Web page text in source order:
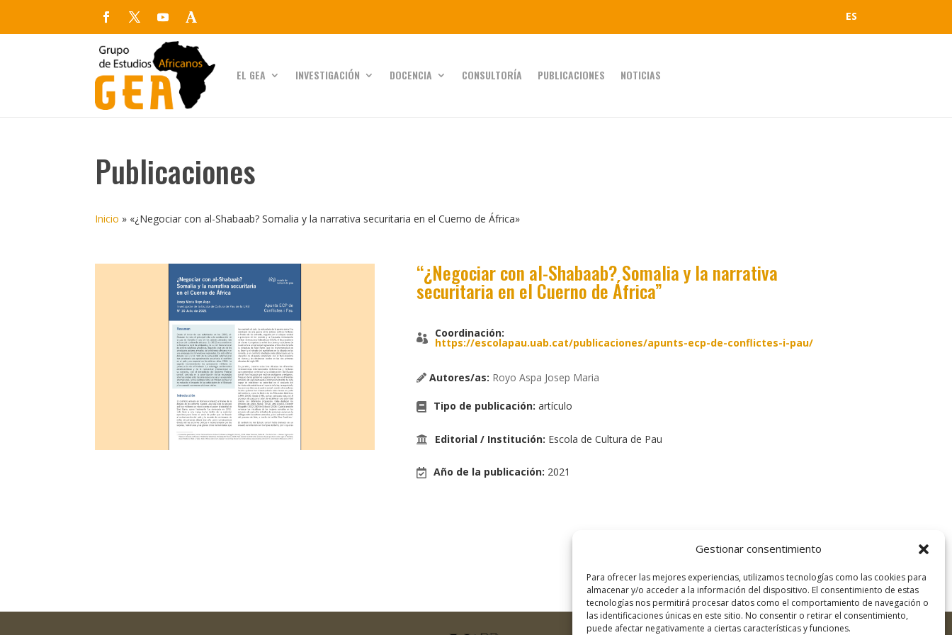
Gestionar consentimiento
Para ofrecer las mejores experiencias, utilizamos tecnologías como las cookies para
almacenar y/o acceder a la información del dispositivo. El consentimiento de estas
tecnologías nos permitirá procesar datos como el comportamiento de navegación o
las identificaciones únicas en este sitio. No consentir o retirar el consentimiento,
puede afectar negativamente a ciertas características y funciones.
ES
EL GEA INVESTIGACIÓN DOCENCIA CONSULTORÍA PUBLICACIONES NOTICIAS
Publicaciones
Inicio » «¿Negociar con al-Shabaab? Somalia y la narrativa securitaria en el Cuerno de África»
“¿Negociar con al-Shabaab? Somalia y la narrativa
securitaria en el Cuerno de África”
Coordinación:
https://escolapau.uab.cat/publicaciones/apunts-ecp-de-conflictes-i-pau/
Autores/as: Royo Aspa Josep Maria
Tipo de publicación:artículo
Editorial / Institución: Escola de Cultura de Pau
Año de la publicación: 2021